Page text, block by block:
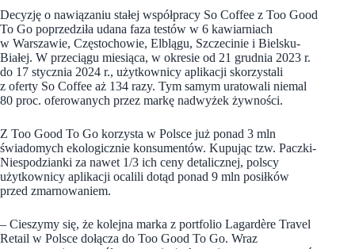
Decyzję o nawiązaniu stałej współpracy So Coffee z Too Good
To Go poprzedziła udana faza testów w 6 kawiarniach
w Warszawie, Częstochowie, Elblągu, Szczecinie i Bielsku-
Białej. W przeciągu miesiąca, w okresie od 21 grudnia 2023 r.
do 17 stycznia 2024 r., użytkownicy aplikacji skorzystali
z oferty So Coffee aż 134 razy. Tym samym uratowali niemal
80 proc. oferowanych przez markę nadwyżek żywności.
Z Too Good To Go korzysta w Polsce już ponad 3 mln
świadomych ekologicznie konsumentów. Kupując tzw. Paczki-
Niespodzianki za nawet 1/3 ich ceny detalicznej, polscy
użytkownicy aplikacji ocalili dotąd ponad 9 mln posiłków
przed zmarnowaniem.
– Cieszymy się, że kolejna marka z portfolio Lagardère Travel
Retail w Polsce dołącza do Too Good To Go. Wraz